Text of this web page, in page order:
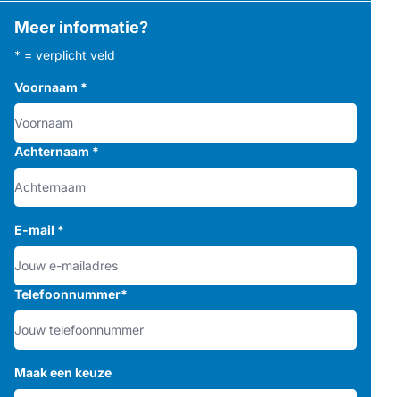
Meer informatie?
* = verplicht veld
Voornaam *
Achternaam *
E-mail *
Telefoonnummer*
Maak een keuze